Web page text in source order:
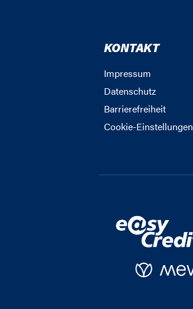
KONTAKT
Impressum
Datenschutz
Barrierefreiheit
Cookie-Einstellungen